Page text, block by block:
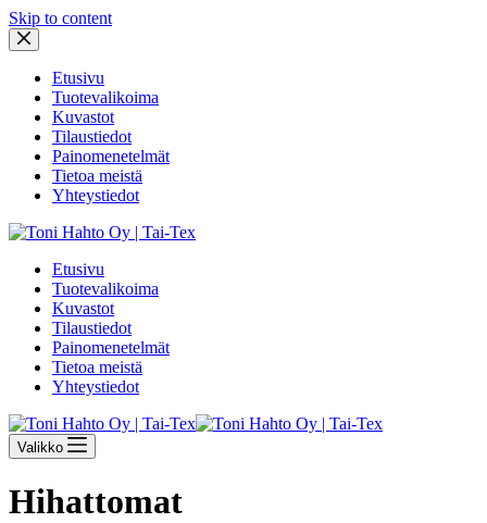
Skip to content
Etusivu
Tuotevalikoima
Kuvastot
Tilaustiedot
Painomenetelmät
Tietoa meistä
Yhteystiedot
Etusivu
Tuotevalikoima
Kuvastot
Tilaustiedot
Painomenetelmät
Tietoa meistä
Yhteystiedot
Valikko
Hihattomat